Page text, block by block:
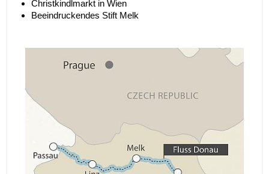
Christkindlmarkt in Wien
Beeindruckendes Stift Melk